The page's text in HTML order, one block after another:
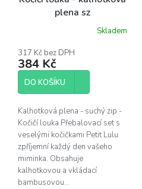
plena sz
Skladem
317 Kč bez DPH
384 Kč
DO KOŠÍKU
Kalhotková plena - suchý zip -
Kočičí louka Přebalovací set s
veselými kočičkami Petit Lulu
zpříjemní každý den vašeho
miminka. Obsahuje
kalhotkovou a vkládací
bambusovou...